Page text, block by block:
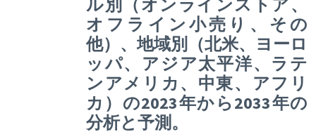
ル別（オンラインストア、
オフライン小売り、その
他）、地域別（北米、ヨーロ
ッパ、アジア太平洋、ラテ
ンアメリカ、中東、アフリ
カ）の2023年から2033年の
分析と予測。